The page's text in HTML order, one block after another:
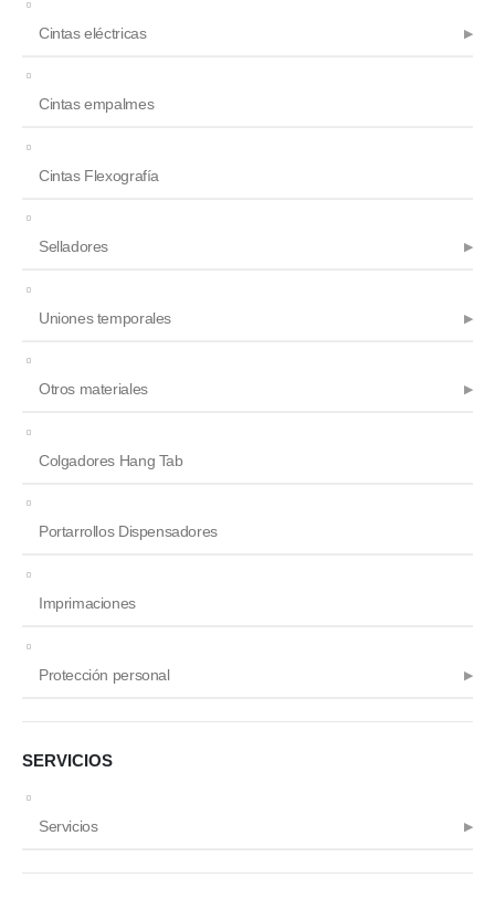
Cintas eléctricas
Cintas empalmes
Cintas Flexografía
Selladores
Uniones temporales
Otros materiales
Colgadores Hang Tab
Portarrollos Dispensadores
Imprimaciones
Protección personal
SERVICIOS
Servicios